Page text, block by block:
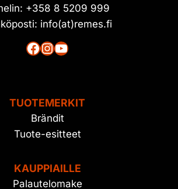
+358 8 5209 999
info(at)remes.fi
Facebook
Instagram
YouTube
TUOTEMERKIT
Brändit
Tuote-esitteet
KAUPPIAILLE
Palautelomake